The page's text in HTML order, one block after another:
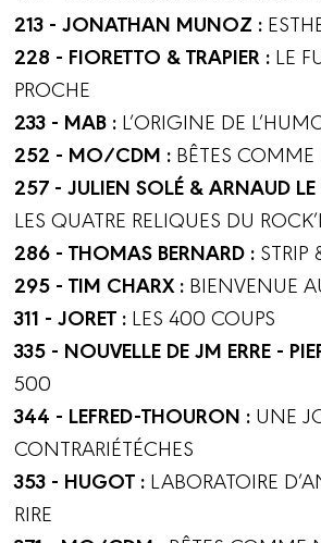
213 - JONATHAN MUNOZ :
228 - FIORETTO & TRAPIER : LE
PROCHE
233 - MAB : L’ORIGINE DE
252 - MO/CDM : BÊTES
257 - JULIEN SOLÉ & ARNAUD LE
LES QUATRE RELIQUES DU
286 - THOMAS BERNARD : STRIP
295 - TIM CHARX : BIENVENUE
311 - JORET : LES 400 COUPS
335 - NOUVELLE DE JM ERRE -
500
344 - LEFRED-THOURON : UNE
CONTRARIÉTÉCHES
353 - HUGOT : LABORATOIRE
RIRE